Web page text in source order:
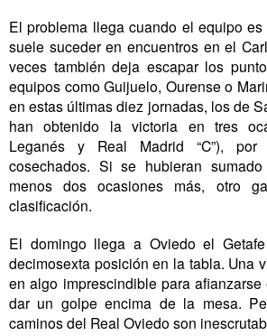
El problema llega cuando el equipo
suele suceder en encuentros en el
veces también deja escapar los
equipos como Guijuelo, Ourense o
en estas últimas diez jornadas, los de
han obtenido la victoria en tres
Leganés y Real Madrid “C”),
cosechados. Si se hubieran
menos dos ocasiones más, otro
clasificación.
El domingo llega a Oviedo el
decimosexta posición en la tabla. Una
en algo imprescindible para
dar un golpe encima de la mesa.
caminos del Real Oviedo son